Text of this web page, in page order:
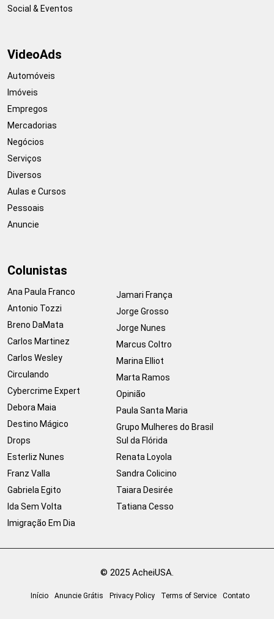
Social & Eventos
VideoAds
Automóveis
Imóveis
Empregos
Mercadorias
Negócios
Serviços
Diversos
Aulas e Cursos
Pessoais
Anuncie
Colunistas
Ana Paula Franco
Antonio Tozzi
Breno DaMata
Carlos Martinez
Carlos Wesley
Circulando
Cybercrime Expert
Debora Maia
Destino Mágico
Drops
Esterliz Nunes
Franz Valla
Gabriela Egito
Ida Sem Volta
Imigração Em Dia
Jamari França
Jorge Grosso
Jorge Nunes
Marcus Coltro
Marina Elliot
Marta Ramos
Opinião
Paula Santa Maria
Grupo Mulheres do Brasil
Sul da Flórida
Renata Loyola
Sandra Colicino
Taiara Desirée
Tatiana Cesso
© 2025 AcheiUSA.
Início Anuncie Grátis Privacy Policy Terms of Service Contato